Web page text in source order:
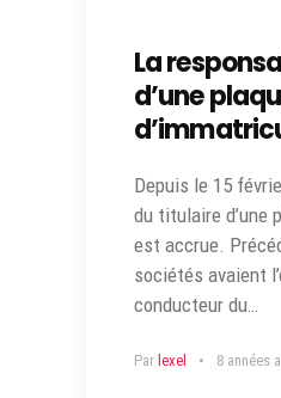
La
d’une
Depuis le 15
du titulaire d’une
est accrue.
sociétés avaient
conducteur du…
Par lexel 8 années